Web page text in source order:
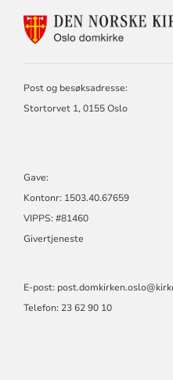
Post og besøksadresse:
Stortorvet 1, 0155 Oslo
Gave:
Kontonr: 1503.40.67659
VIPPS: #81460
Givertjeneste
E-post:
Telefon: 23 62 90 10